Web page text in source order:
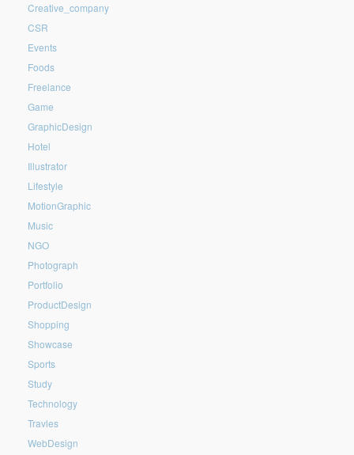
Creative_company
CSR
Events
Foods
Freelance
Game
GraphicDesign
Hotel
Illustrator
Lifestyle
MotionGraphic
Music
NGO
Photograph
Portfolio
ProductDesign
Shopping
Showcase
Sports
Study
Technology
Travles
WebDesign